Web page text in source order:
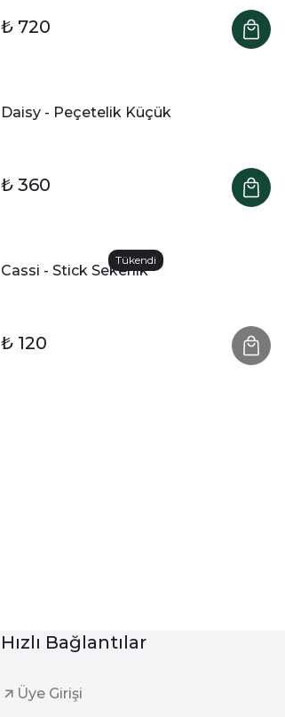
₺ 720
Daisy - Peçetelik Küçük
₺ 360
Tükendi
Cassi - Stick Sekerlik
₺ 120
Hızlı Bağlantılar
Üye Girişi